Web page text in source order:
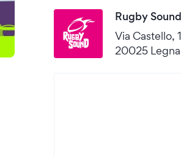
Rugby
Via Castello, 1
20025